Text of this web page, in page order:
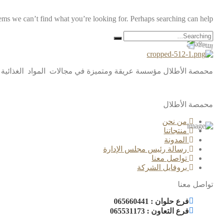
we can’t find what you’re looking for. Perhaps searching can help.
Search
for:
محمصة الأطلال مؤسسة عريقة ومتميزة في مجالات المواد الغذائية والضيافة والمناسبات ،
محمصة الأطلال
من نحن
منتجاتنا
المدونة
رسالة رئيس مجلس الإدارة
تواصل معنا
بروفايل الشركة
تواصل معنا
فرع حلوان : 065660441
فرع التعاون : 065531173